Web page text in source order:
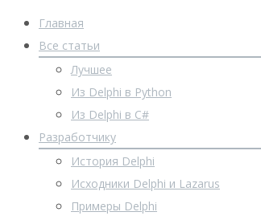
Главная
Все статьи
Лучшее
Из Delphi в Python
Из Delphi в C#
Разработчику
История Delphi
Исходники Delphi и Lazarus
Примеры Delphi